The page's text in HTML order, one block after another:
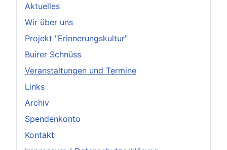
Aktuelles
Wir über uns
Projekt "Erinnerungskultur"
Buirer Schnüss
Veranstaltungen und Termine
Links
Archiv
Spendenkonto
Kontakt